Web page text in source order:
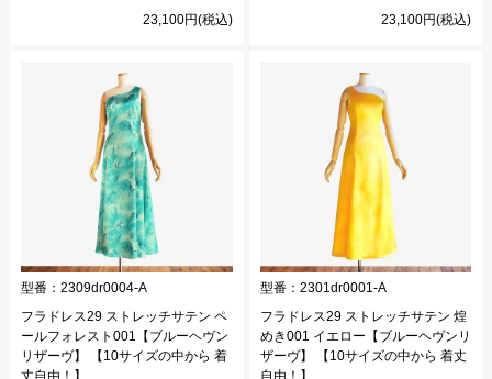
23,100円(税込)
23,100円(税込)
型番： 2309dr0004-A
フラドレス29 ストレッチサテン ペ
ールフォレスト001【ブルーヘヴン
リザーヴ】 【10サイズの中から 着
丈自由！】
型番： 2301dr0001-A
フラドレス29 ストレッチサテン 煌
めき001 イエロー【ブルーヘヴンリ
ザーヴ】 【10サイズの中から 着丈
自由！】